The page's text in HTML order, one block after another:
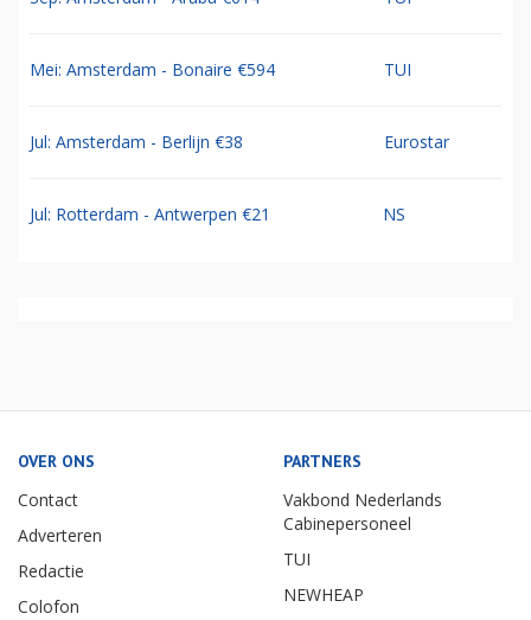
Mei: Amsterdam - Bonaire €594 TUI
Jul: Amsterdam - Berlijn €38 Eurostar
Jul: Rotterdam - Antwerpen €21 NS
OVER ONS
Contact
Adverteren
Redactie
Colofon
PARTNERS
Vakbond Nederlands
Cabinepersoneel
TUI
NEWHEAP